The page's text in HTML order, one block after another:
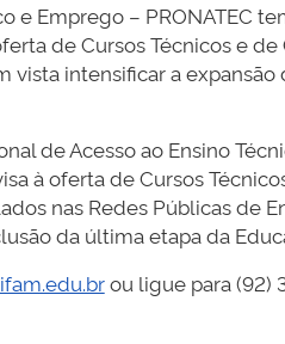
e Emprego – PRONATEC
de Cursos Técnicos e
vista intensificar a expansão
de Acesso ao Ensino
à oferta de Cursos
nas Redes Públicas de
da última etapa da
ou ligue para (92)